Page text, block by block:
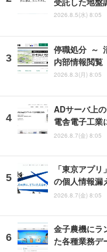
受託した地盤
2026.8.5(水) 8:05
停職処分 ～
内部情報閲覧
2026.8.3(月) 8:05
ADサーバ上
電舎電子工業
2026.8.7(金) 8:05
「東京アプ
の個人情報漏
2026.8.7(金) 8:05
金子農機にラ
た各種業務デ